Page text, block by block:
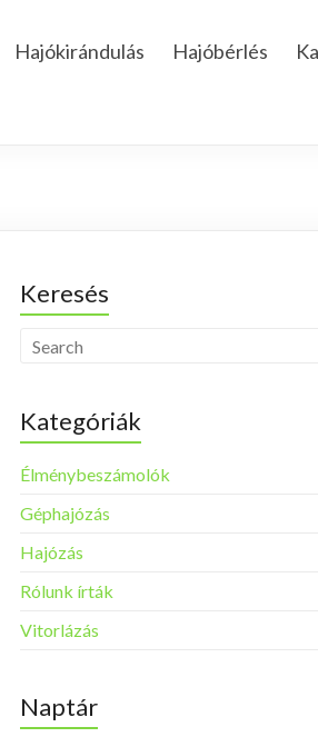
Hajókirándulás Hajóbérlés
Keresés
Kategóriák
Élménybeszámolók
Géphajózás
Hajózás
Rólunk írták
Vitorlázás
Naptár